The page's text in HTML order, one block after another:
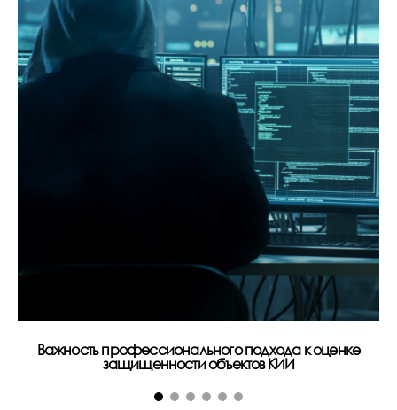
Важность профессионального подхода к оценке
защищенности объектов КИИ